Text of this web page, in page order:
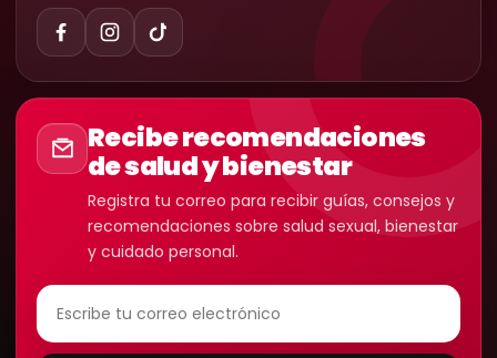
Recibe recomendaciones
de salud y bienestar
Registra tu correo para recibir guías, consejos y
recomendaciones sobre salud sexual, bienestar
y cuidado personal.